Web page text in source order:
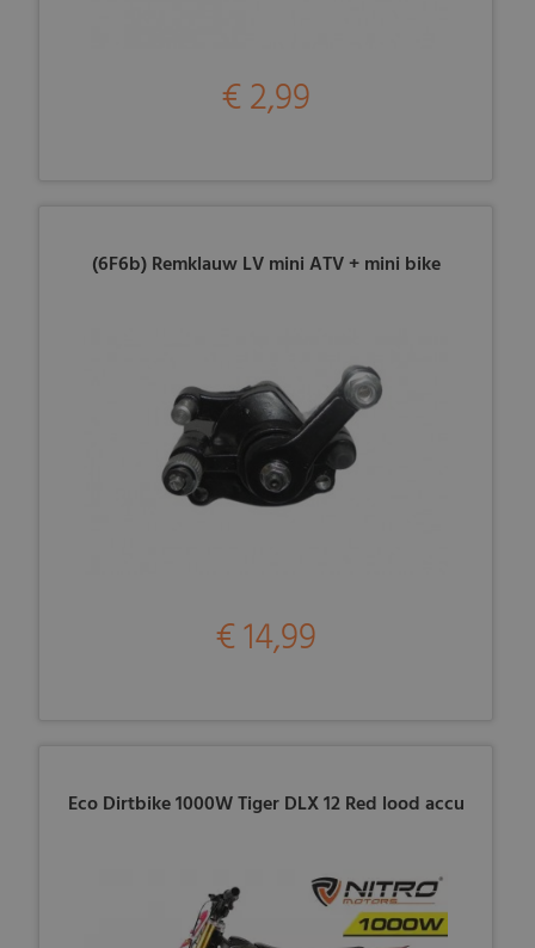
€ 2,99
(6F6b) Remklauw LV mini ATV + mini bike
€ 14,99
Eco Dirtbike 1000W Tiger DLX 12 Red lood accu